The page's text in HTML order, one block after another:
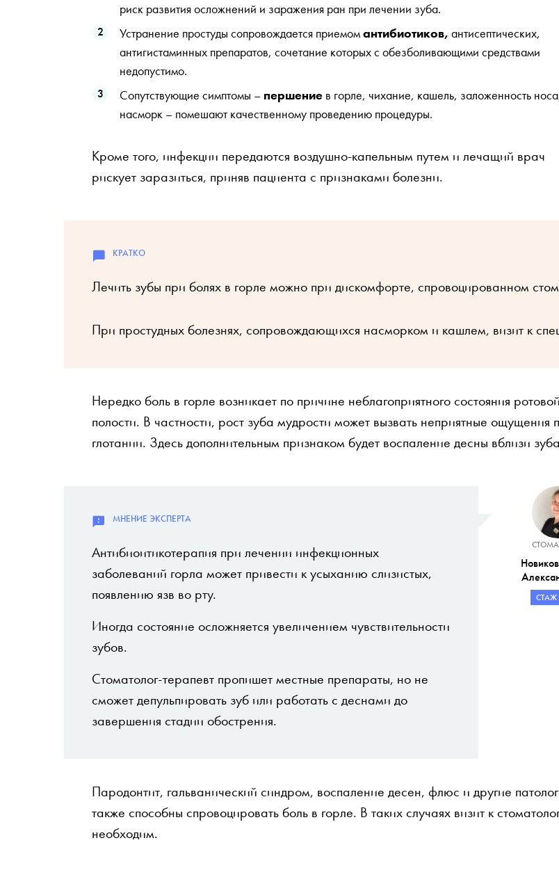
риск развития осложнений и заражения ран при лечении зуба.
Устранение простуды сопровождается приемомантибиотиков, антисептических,
антигистаминных препаратов, сочетание которых с обезболивающими средствами
недопустимо.
Сопутствующие симптомы – першение в горле, чихание, кашель, заложенность
насморк – помешают качественному проведению процедуры.
Кроме того, инфекции передаются воздушно-капельным путем и лечащий врач
рискует заразиться, приняв пациента с признаками болезни.
Лечить зубы при болях в горле можно при дискомфорте, спровоцированном
При простудных болезнях, сопровождающихся насморком и кашлем, визит к
Нередко боль в горле возникает по причине неблагоприятного состояния ротовой
полости. В частности, рост зуба мудрости может вызвать неприятные ощущения
глотании. Здесь дополнительным признаком будет воспаление десны вблизи
Антибиоитикотерапия при лечении инфекционных
заболеваний горла может привести к усыханию слизистых,
появлению язв во рту.
Иногда состояние осложняется увеличением чувствительности
зубов.
Стоматолог-терапевт пропишет местные препараты, но не
сможет депульпировать зуб или работать с деснами до
завершения стадии обострения.
СТАЖ
Пародонтит, гальванический синдром, воспаление десен, флюс и другие
также способны спровоцировать боль в горле. В таких случаях визит к
необходим.